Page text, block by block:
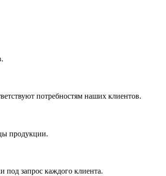
потребностям наших клиентов.
продукции.
под запрос каждого клиента.